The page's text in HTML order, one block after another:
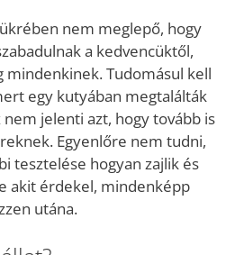
nem meglepő, hogy
a kedvencüktől,
mindenkinek. Tudomásul kell
egy kutyában megtalálták
jelenti azt, hogy tovább is
Egyenlőre nem tudni,
tesztelése hogyan zajlik és
akit érdekel, mindenképp
utána.